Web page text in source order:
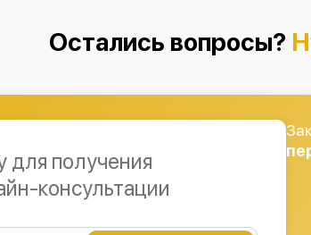
Остались вопросы?
для получения
консультации